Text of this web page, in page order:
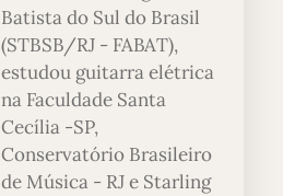
Batista do Sul do Brasil
(STBSB/RJ - FABAT),
estudou guitarra elétrica
na Faculdade Santa
Cecília -SP,
Conservatório Brasileiro
de Música - RJ e Starling